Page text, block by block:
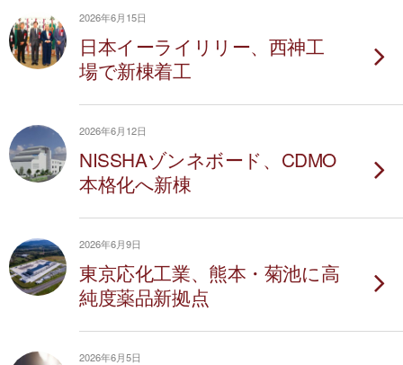
2026年6月15日
日本イーライリリー、西神工
場で新棟着工
2026年6月12日
NISSHAゾンネボード、CDMO
本格化へ新棟
2026年6月9日
東京応化工業、熊本・菊池に高
純度薬品新拠点
2026年6月5日